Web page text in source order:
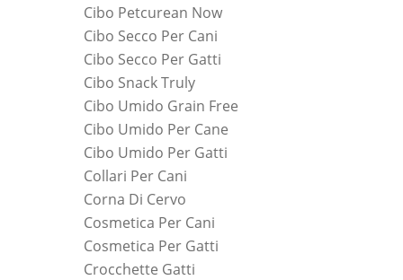
Cibo Petcurean Now
Cibo Secco Per Cani
Cibo Secco Per Gatti
Cibo Snack Truly
Cibo Umido Grain Free
Cibo Umido Per Cane
Cibo Umido Per Gatti
Collari Per Cani
Corna Di Cervo
Cosmetica Per Cani
Cosmetica Per Gatti
Crocchette Gatti